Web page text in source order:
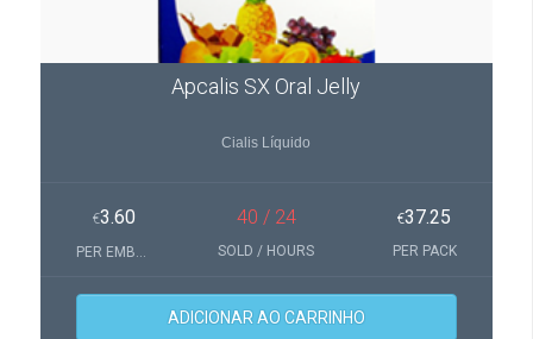
Apcalis SX Oral Jelly
Cialis Líquido
€3.60
PER EMBALAGEM(S)
€37.25
PER PACK
40 / 24
SOLD / HOURS
ADICIONAR AO CARRINHO